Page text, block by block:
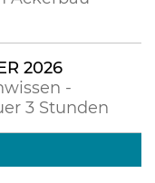
2026
-
3 Stunden